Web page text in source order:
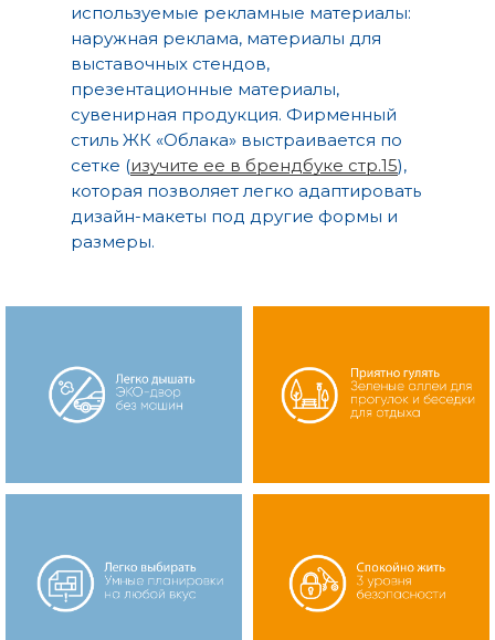
используемые рекламные материалы:
наружная реклама, материалы для
выставочных стендов,
презентационные материалы,
сувенирная продукция. Фирменный
стиль ЖК «Облака» выстраивается по
сетке (изучите ее в брендбуке стр.15),
которая позволяет легко адаптировать
дизайн-макеты под другие формы и
размеры.